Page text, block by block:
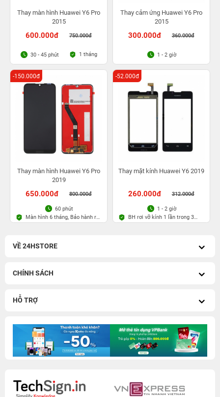
Thay màn hình Huawei Y6 Pro
2015
600.000đ 750.000đ
30 - 45 phút 1 tháng
Thay cảm ứng Huawei Y6 Pro
2015
300.000đ 360.000đ
1 - 2 giờ
Thay màn hình Huawei Y6 Pro
2019
650.000đ 800.000đ
-150.000đ
60 phút
Màn hình 6 tháng, Bảo hành rơi
vỡ kính 1 lần trong 3 tháng
Thay mặt kính Huawei Y6 2019
260.000đ 312.000đ
-52.000đ
1 - 2 giờ
BH rơi vỡ kính 1 lần trong 3
tháng
VỀ 24HSTORE
CHÍNH SÁCH
HỖ TRỢ